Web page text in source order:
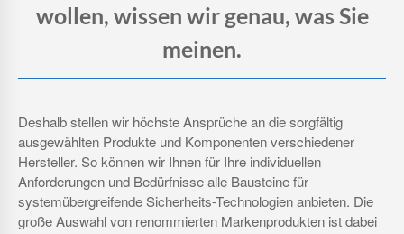
wollen, wissen wir genau, was Sie
meinen.
Deshalb stellen wir höchste Ansprüche an die sorgfältig
ausgewählten Produkte und Komponenten verschiedener
Hersteller. So können wir Ihnen für Ihre individuellen
Anforderungen und Bedürfnisse alle Bausteine für
systemübergreifende Sicherheits-Technologien anbieten. Die
große Auswahl von renommierten Markenprodukten ist dabei